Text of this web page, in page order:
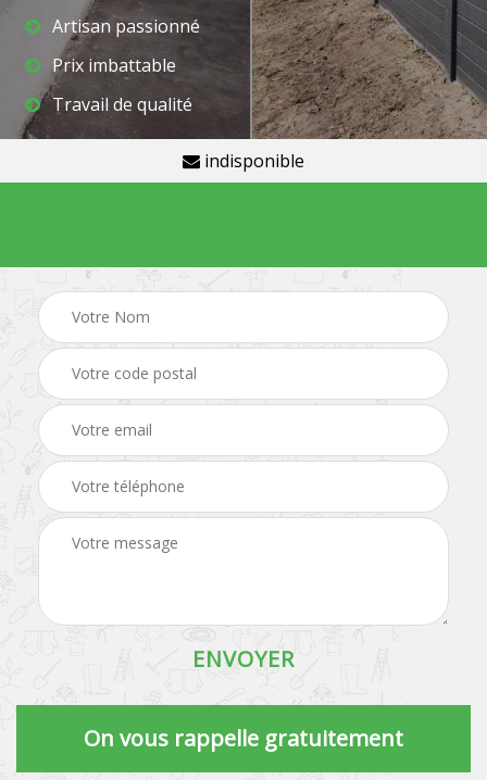
Artisan passionné
Prix imbattable
Travail de qualité
indisponible
On vous rappelle gratuitement